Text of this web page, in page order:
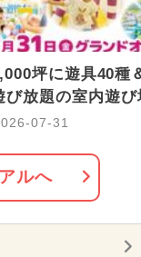
坪に遊具40種
び放題の室内遊び
関東初の「
07-31
ルへ